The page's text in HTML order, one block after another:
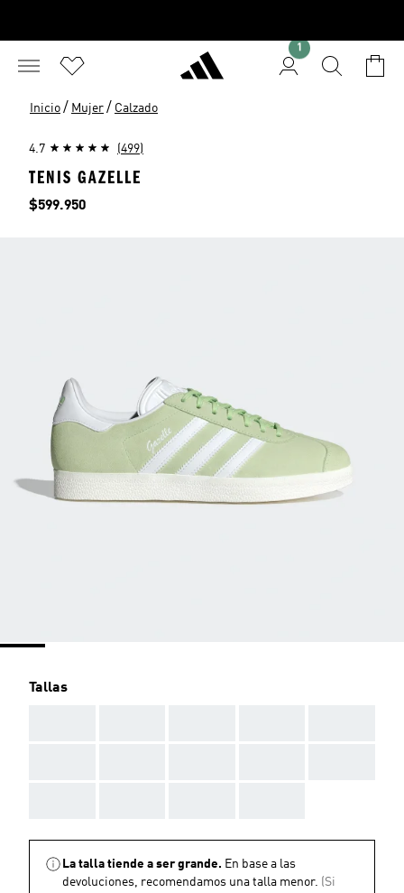
1
Inicio / Mujer / Calzado
4.7 (499)
TENIS GAZELLE
Precio
$599.950
Tallas
La talla tiende a ser grande. En base a las
devoluciones, recomendamos una talla menor. (Si